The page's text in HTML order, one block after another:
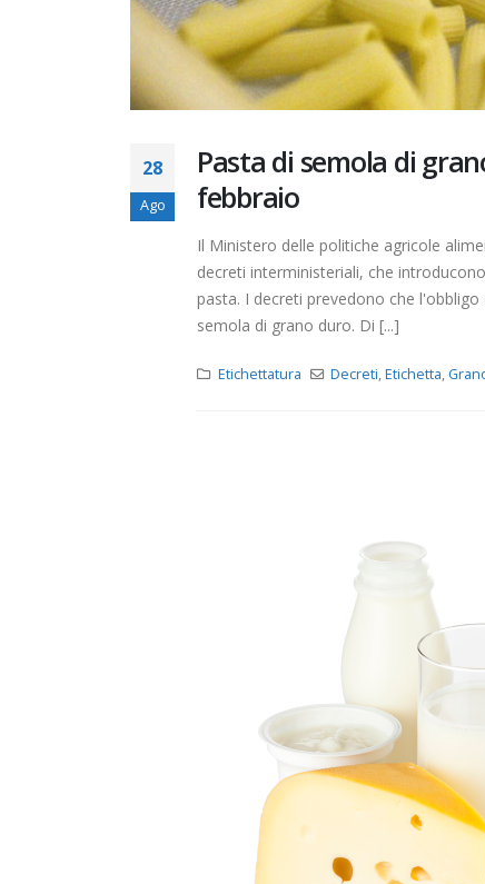
28
Ago
Pasta di semola di
febbraio
Il Ministero delle politiche agricole
decreti interministeriali, che
pasta. I decreti prevedono che
semola di grano duro. Di [...]
Etichettatura Decreti,Etichetta,
19